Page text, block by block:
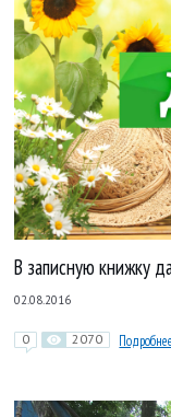
В записную книжку
02.08.2016
0 2070 Подробнее